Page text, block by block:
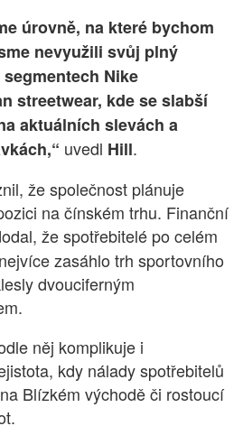
úrovně, na které bychom
nevyužili svůj plný
Nike
streetwear, kde se slabší
aktuálních slevách a
uvedl Hill.
že společnost plánuje
na čínském trhu. Finanční
že spotřebitelé po celém
zasáhlo trh sportovního
dvouciferným
něj komplikuje i
kdy nálady spotřebitelů
Blízkém východě či rostoucí